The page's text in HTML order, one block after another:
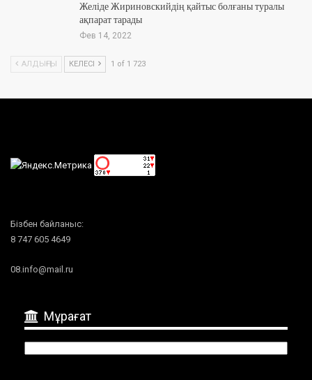
Желіде Жириновскийдің қайтыс болғаны туралы
ақпарат тарады
Фев 14, 2022
АЛДЫҢҒЫ КЕЛЕСІ 1 of 1 723
Бізбен байланыс:
8 747 605 4649
08.info@mail.ru
Мұрағат